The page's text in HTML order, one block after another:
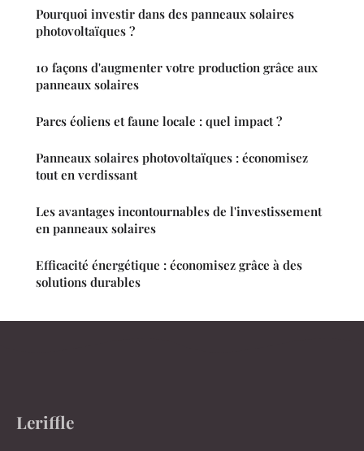
Pourquoi investir dans des panneaux solaires
photovoltaïques ?
10 façons d'augmenter votre production grâce aux
panneaux solaires
Parcs éoliens et faune locale : quel impact ?
Panneaux solaires photovoltaïques : économisez
tout en verdissant
Les avantages incontournables de l'investissement
en panneaux solaires
Efficacité énergétique : économisez grâce à des
solutions durables
Leriffle